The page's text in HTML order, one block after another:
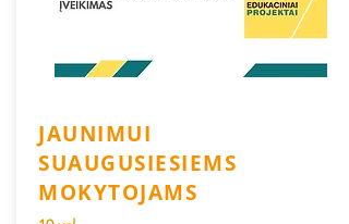
JAUNIMUI
SUAUGUSIESIEMS
MOKYTOJAMS